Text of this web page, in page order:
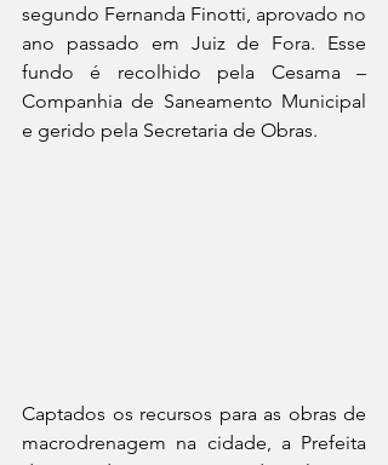
segundo Fernanda Finotti, aprovado no
ano passado em Juiz de Fora. Esse
fundo é recolhido pela Cesama –
Companhia de Saneamento Municipal
e gerido pela Secretaria de Obras.
Captados os recursos para as obras de
macrodrenagem na cidade, a Prefeita